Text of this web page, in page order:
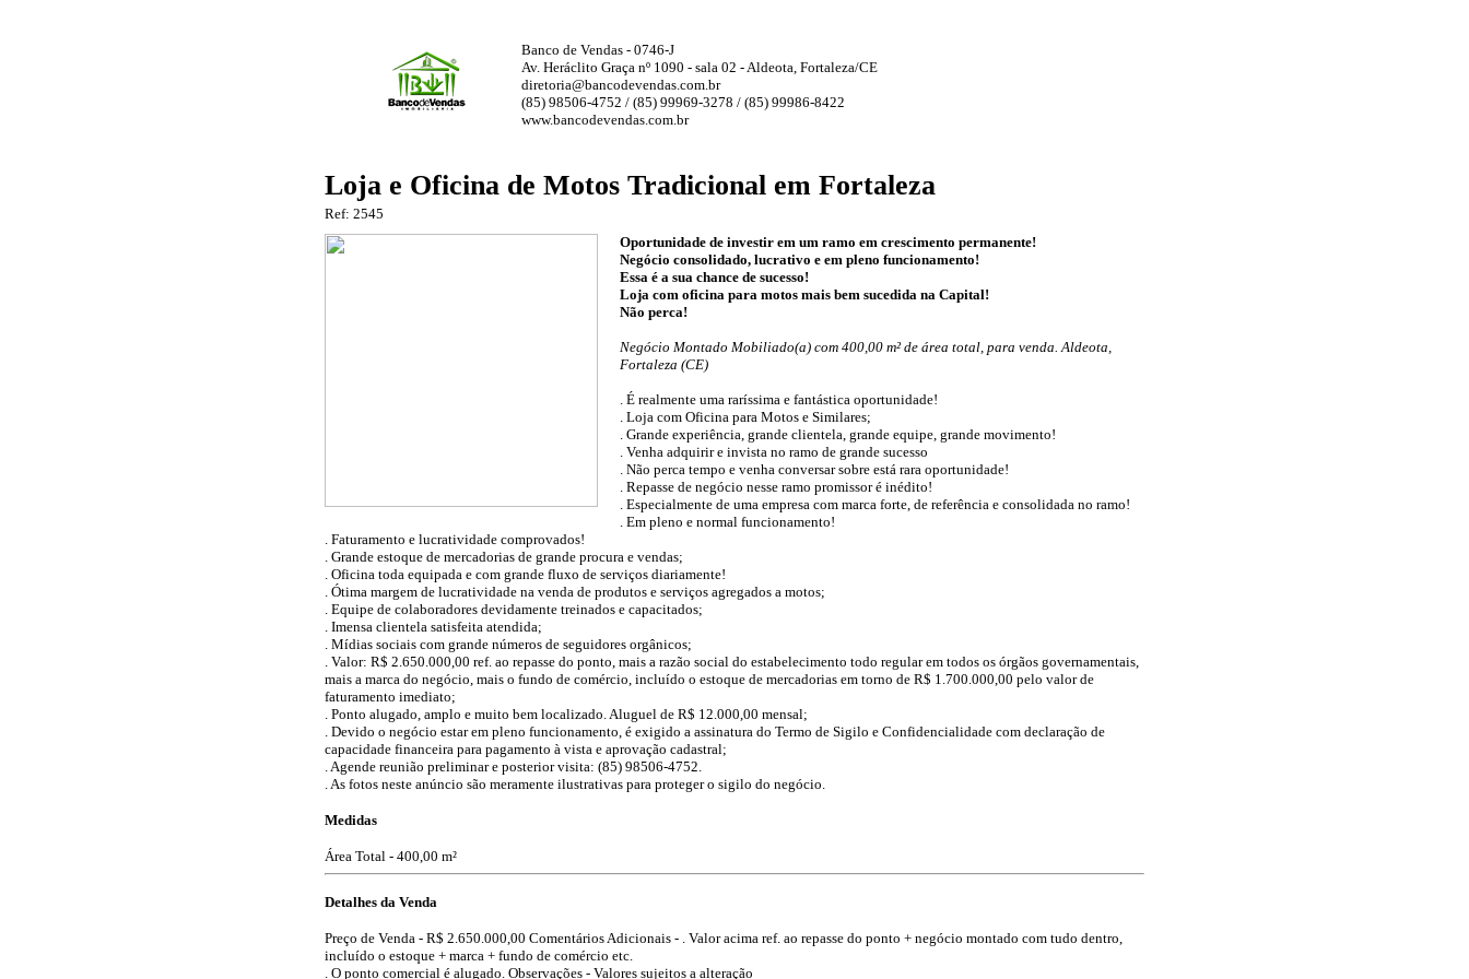
Banco de Vendas - 0746-J
Av. Heráclito Graça nº 1090 - sala 02 - Aldeota, Fortaleza/CE
diretoria@bancodevendas.com.br
(85) 98506-4752 / (85) 99969-3278 / (85) 99986-8422
www.bancodevendas.com.br
Loja e Oficina de Motos Tradicional em Fortaleza
Ref: 2545
Oportunidade de investir em um ramo em crescimento permanente!
Negócio consolidado, lucrativo e em pleno funcionamento!
Essa é a sua chance de sucesso!
Loja com oficina para motos mais bem sucedida na Capital!
Não perca!
Negócio Montado Mobiliado(a) com 400,00 m² de área total, para venda. Aldeota,
Fortaleza (CE)
. É realmente uma raríssima e fantástica oportunidade!
. Loja com Oficina para Motos e Similares;
. Grande experiência, grande clientela, grande equipe, grande movimento!
. Venha adquirir e invista no ramo de grande sucesso
. Não perca tempo e venha conversar sobre está rara oportunidade!
. Repasse de negócio nesse ramo promissor é inédito!
. Especialmente de uma empresa com marca forte, de referência e consolidada no ramo!
. Em pleno e normal funcionamento!
. Faturamento e lucratividade comprovados!
. Grande estoque de mercadorias de grande procura e vendas;
. Oficina toda equipada e com grande fluxo de serviços diariamente!
. Ótima margem de lucratividade na venda de produtos e serviços agregados a motos;
. Equipe de colaboradores devidamente treinados e capacitados;
. Imensa clientela satisfeita atendida;
. Mídias sociais com grande números de seguidores orgânicos;
. Valor: R$ 2.650.000,00 ref. ao repasse do ponto, mais a razão social do estabelecimento todo regular em todos os órgãos governamentais,
mais a marca do negócio, mais o fundo de comércio, incluído o estoque de mercadorias em torno de R$ 1.700.000,00 pelo valor de
faturamento imediato;
. Ponto alugado, amplo e muito bem localizado. Aluguel de R$ 12.000,00 mensal;
. Devido o negócio estar em pleno funcionamento, é exigido a assinatura do Termo de Sigilo e Confidencialidade com declaração de
capacidade financeira para pagamento à vista e aprovação cadastral;
. Agende reunião preliminar e posterior visita: (85) 98506-4752.
. As fotos neste anúncio são meramente ilustrativas para proteger o sigilo do negócio.
Medidas
Área Total - 400,00 m²
Detalhes da Venda
Preço de Venda - R$ 2.650.000,00 Comentários Adicionais - . Valor acima ref. ao repasse do ponto + negócio montado com tudo dentro,
incluído o estoque + marca + fundo de comércio etc.
. O ponto comercial é alugado. Observações - Valores sujeitos a alteração